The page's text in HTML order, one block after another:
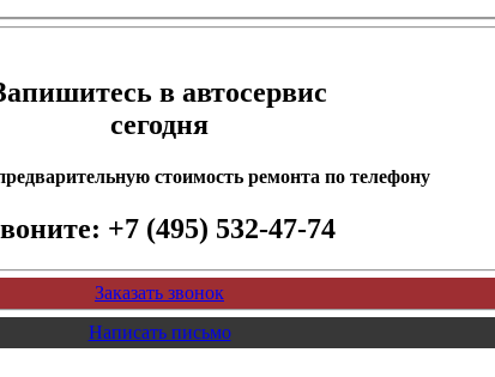
в автосервис
сегодня
стоимость ремонта по телефону
+7 (495) 532-47-74
Заказать звонок
Написать письмо